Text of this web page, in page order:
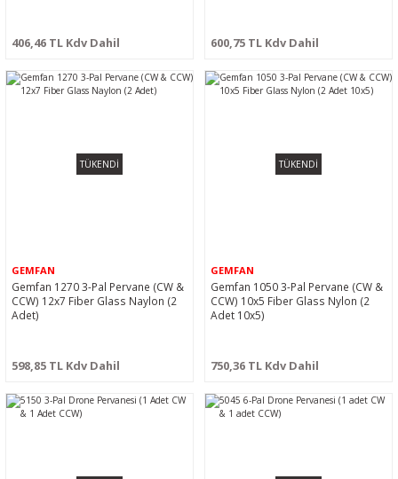
406,46 TL Kdv Dahil 600,75 TL Kdv Dahil
TÜKENDİ
GEMFAN
Gemfan 1270 3-Pal Pervane (CW &
CCW) 12x7 Fiber Glass Naylon (2
Adet)
598,85 TL Kdv Dahil
TÜKENDİ
GEMFAN
Gemfan 1050 3-Pal Pervane (CW &
CCW) 10x5 Fiber Glass Nylon (2
Adet 10x5)
750,36 TL Kdv Dahil